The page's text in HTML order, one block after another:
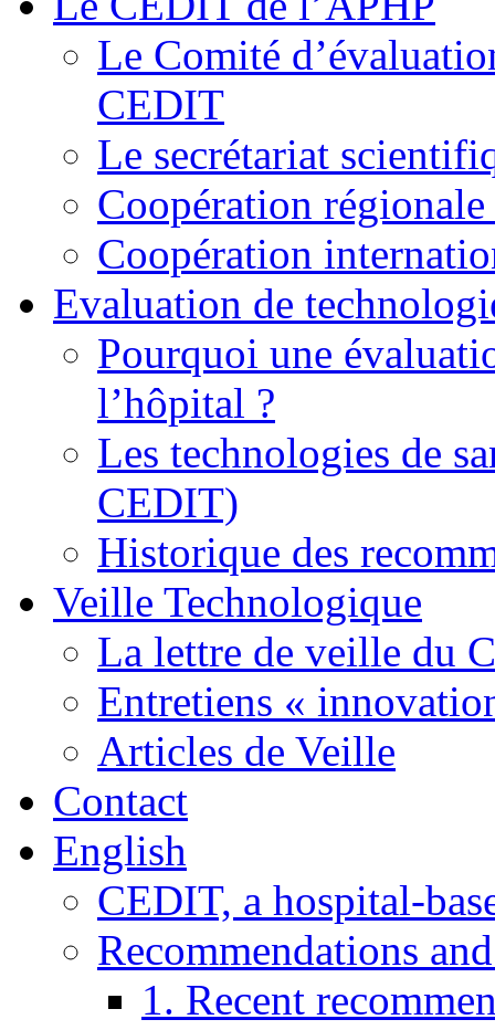
Le Comité
CEDIT
Le secrétariat
Coopération
Coopération
Evaluation de
Pourquoi une
l’hôpital ?
Les technologies de
CEDIT)
Historique des
Veille Technologique
La lettre de veille du
Entretiens «
Articles de Veille
Contact
English
CEDIT, a hospital-
Recommendations
1. Recent